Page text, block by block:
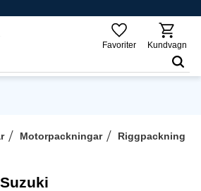
Favoriter Kundvagn
Motorpackningar
Riggpackning